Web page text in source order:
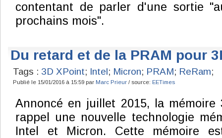
contentant de parler d'une sortie
prochains mois".
Du retard et de la PRAM pour
Tags : 3D XPoint; Intel; Micron; PRAM; ReRam;
Publié le 15/01/2016 à 15:59 par Marc Prieur / source: EETimes
Annoncé en juillet 2015, la
rappel une nouvelle technologie
Intel et Micron. Cette mémoire